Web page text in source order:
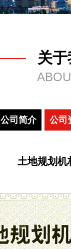
关
公司简介 公司
土地规划机